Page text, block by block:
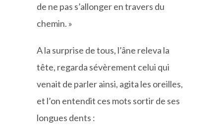
de ne pas s’allonger en travers du
chemin. »
A la surprise de tous, l’âne releva la
tête, regarda sévèrement celui qui
venait de parler ainsi, agita les oreilles,
et l’on entendit ces mots sortir de ses
longues dents :